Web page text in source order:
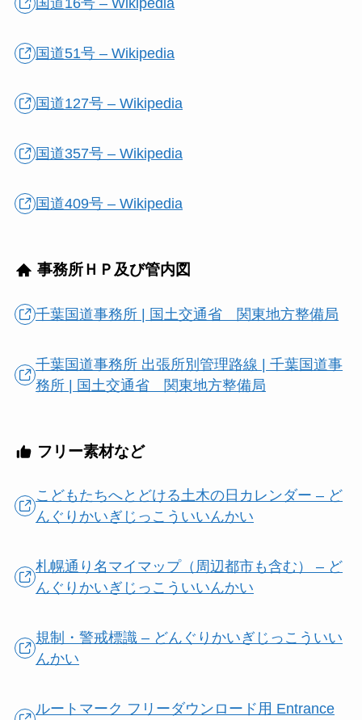
国道16号 – Wikipedia
国道51号 – Wikipedia
国道127号 – Wikipedia
国道357号 – Wikipedia
国道409号 – Wikipedia
事務所ＨＰ及び管内図
千葉国道事務所 | 国土交通省 関東地方整備局
千葉国道事務所 出張所別管理路線 | 千葉国道事
務所 | 国土交通省 関東地方整備局
フリー素材など
こどもたちへとどける土木の日カレンダー – ど
んぐりかいぎじっこういいんかい
札幌通り名マイマップ（周辺都市も含む） – ど
んぐりかいぎじっこういいんかい
規制・警戒標識 – どんぐりかいぎじっこういい
んかい
ルートマーク フリーダウンロード用 Entrance